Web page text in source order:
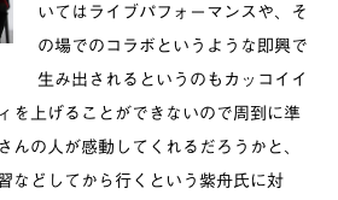
いてはライブパフォーマンスや、そ
の場でのコラボというような即興で
生み出されるというのもカッコイイ
を上げることができないので周到に準
んの人が感動してくれるだろうかと、
などしてから行くという紫舟氏に対